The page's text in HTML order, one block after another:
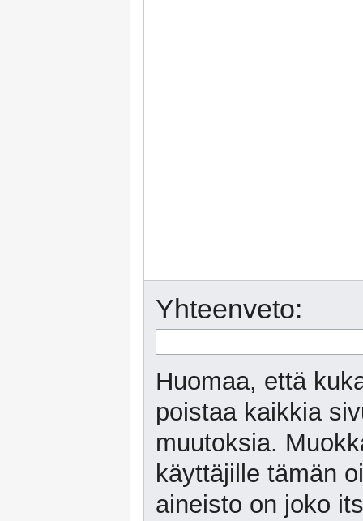
Yhteenveto:
Huomaa, että
poistaa kaikkia
muutoksia.
käyttäjille tämän
aineisto on joko